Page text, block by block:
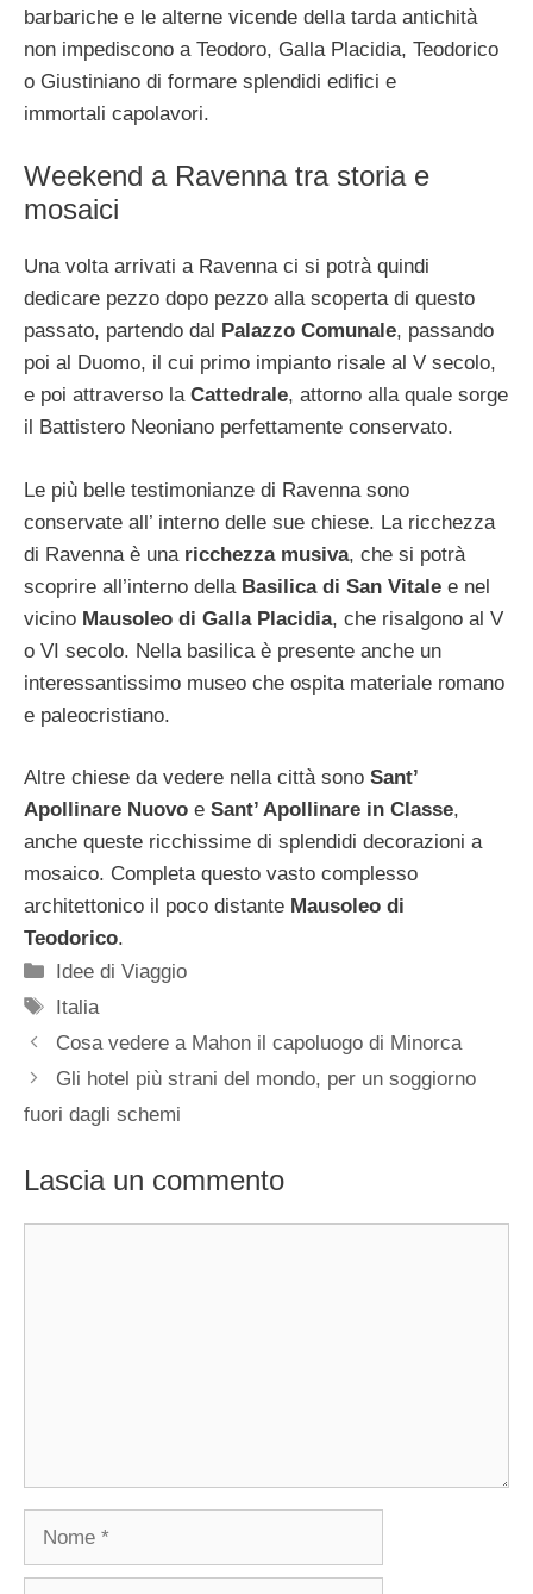
barbariche e le alterne vicende della tarda antichità
non impediscono a Teodoro, Galla Placidia, Teodorico
o Giustiniano di formare splendidi edifici e
immortali capolavori.
Weekend a Ravenna tra storia e
mosaici
Una volta arrivati a Ravenna ci si potrà quindi
dedicare pezzo dopo pezzo alla scoperta di questo
passato, partendo dal Palazzo Comunale, passando
poi al Duomo, il cui primo impianto risale al V secolo,
e poi attraverso la Cattedrale, attorno alla quale sorge
il Battistero Neoniano perfettamente conservato.
Le più belle testimonianze di Ravenna sono
conservate all’ interno delle sue chiese. La ricchezza
di Ravenna è una ricchezza musiva, che si potrà
scoprire all’interno della Basilica di San Vitale e nel
vicino Mausoleo di Galla Placidia, che risalgono al V
o VI secolo. Nella basilica è presente anche un
interessantissimo museo che ospita materiale romano
e paleocristiano.
Altre chiese da vedere nella città sono Sant’
Apollinare Nuovo e Sant’ Apollinare in Classe,
anche queste ricchissime di splendidi decorazioni a
mosaico. Completa questo vasto complesso
architettonico il poco distante Mausoleo di
Teodorico.
Categorie
Idee di Viaggio
Tag
Italia
Cosa vedere a Mahon il capoluogo di Minorca
Gli hotel più strani del mondo, per un soggiorno
fuori dagli schemi
Lascia un commento